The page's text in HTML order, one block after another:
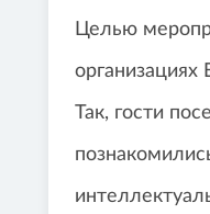
Целью
организациях
Так, гости